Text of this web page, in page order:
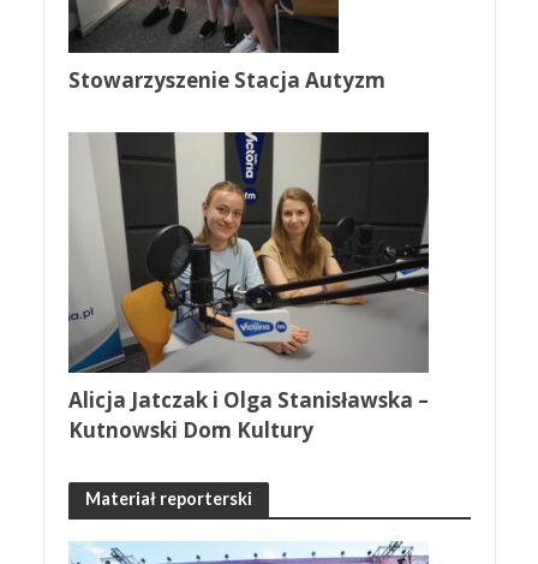
Stowarzyszenie Stacja Autyzm
Alicja Jatczak i Olga Stanisławska –
Kutnowski Dom Kultury
Materiał reporterski